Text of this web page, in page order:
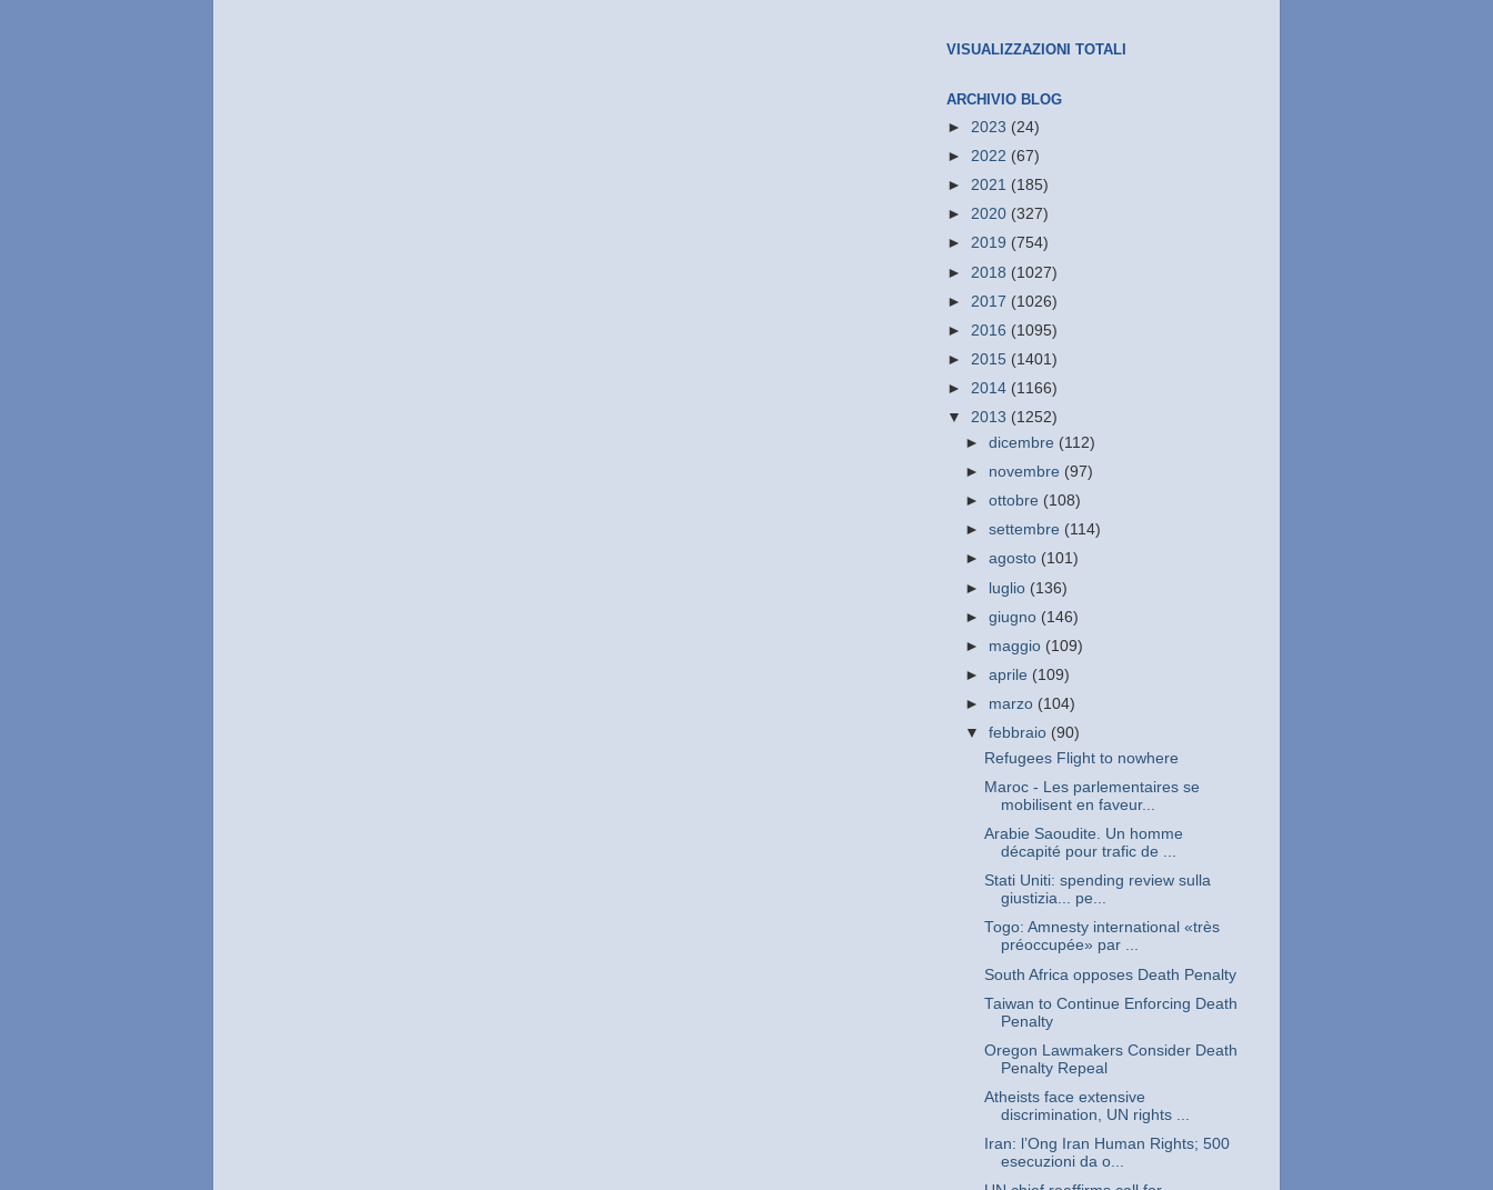
VISUALIZZAZIONI TOTALI
ARCHIVIO BLOG
► 2023 (24)
► 2022 (67)
► 2021 (185)
► 2020 (327)
► 2019 (754)
► 2018 (1027)
► 2017 (1026)
► 2016 (1095)
► 2015 (1401)
► 2014 (1166)
▼ 2013 (1252)
►dicembre (112)
► novembre (97)
►ottobre (108)
►settembre (114)
►agosto (101)
► luglio (136)
►giugno (146)
► maggio (109)
►aprile (109)
► marzo (104)
▼febbraio (90)
Refugees Flight to nowhere
Maroc - Les parlementaires se
mobilisent en faveur...
Arabie Saoudite. Un homme
décapité pour trafic de ...
Stati Uniti: spending review sulla
giustizia... pe...
Togo: Amnesty international «très
préoccupée» par ...
South Africa opposes Death Penalty
Taiwan to Continue Enforcing Death
Penalty
Oregon Lawmakers Consider Death
Penalty Repeal
Atheists face extensive
discrimination, UN rights ...
Iran: l’Ong Iran Human Rights; 500
esecuzioni da o...